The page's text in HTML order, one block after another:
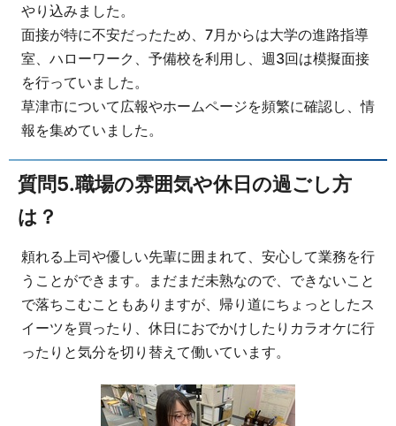
やり込みました。
面接が特に不安だったため、7月からは大学の進路指導
室、ハローワーク、予備校を利用し、週3回は模擬面接
を行っていました。
草津市について広報やホームページを頻繁に確認し、情
報を集めていました。
質問5.職場の雰囲気や休日の過ごし方
は？
頼れる上司や優しい先輩に囲まれて、安心して業務を行
うことができます。まだまだ未熟なので、できないこと
で落ちこむこともありますが、帰り道にちょっとしたス
イーツを買ったり、休日におでかけしたりカラオケに行
ったりと気分を切り替えて働いています。